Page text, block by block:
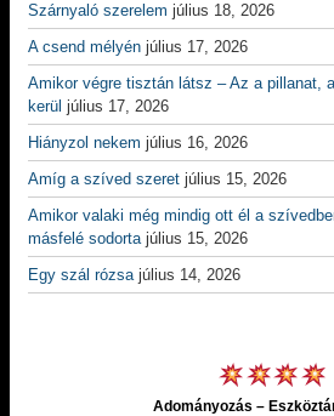
Szárnyaló szerelem július 18, 2026
A csend mélyén július 17, 2026
Amikor végre tisztán látsz – Az a pillanat,
kerül július 17, 2026
Hiányzol nekem július 16, 2026
Amíg a szíved szeret július 15, 2026
Amikor valaki még mindig ott él a
másfelé sodorta július 15, 2026
Egy szál rózsa július 14, 2026
Adományozás –